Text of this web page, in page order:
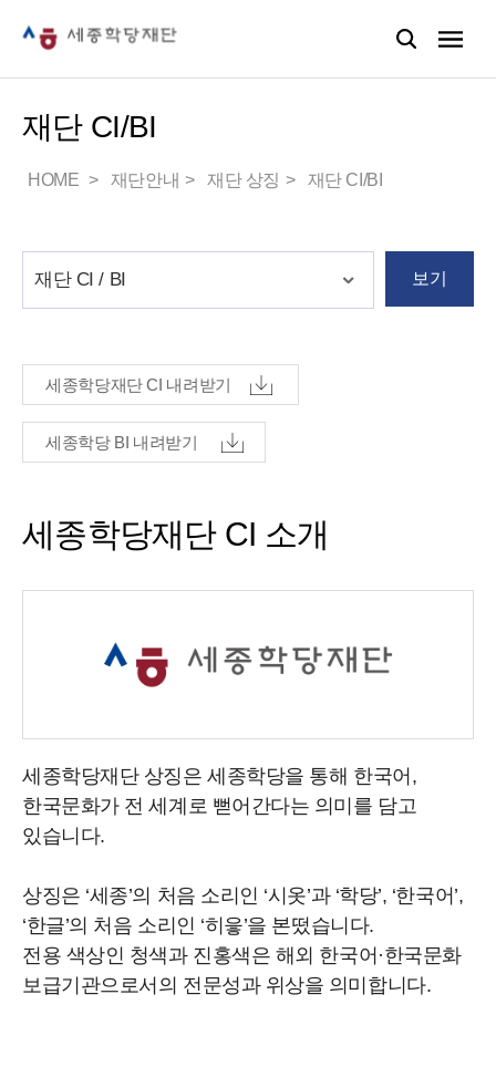
재단 CI/BI
HOME 재단안내 재단 상징 재단 CI/BI
보기
세종학당재단 CI 내려받기
세종학당 BI 내려받기
세종학당재단 CI 소개
세종학당재단 상징은 세종학당을 통해 한국어,
한국문화가 전 세계로 뻗어간다는 의미를 담고
있습니다.
상징은 ‘세종’의 처음 소리인 ‘시옷’과 ‘학당’, ‘한국어’,
‘한글’의 처음 소리인 ‘히읗’을 본떴습니다.
전용 색상인 청색과 진홍색은 해외 한국어·한국문화
보급기관으로서의 전문성과 위상을 의미합니다.